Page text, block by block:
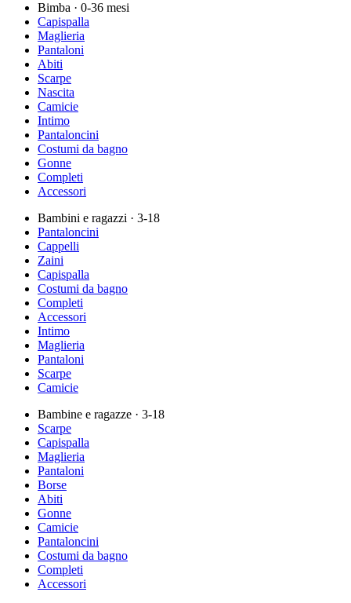
Bimba · 0-36 mesi
Capispalla
Maglieria
Pantaloni
Abiti
Scarpe
Nascita
Camicie
Intimo
Pantaloncini
Costumi da bagno
Gonne
Completi
Accessori
Bambini e ragazzi · 3-18
Pantaloncini
Cappelli
Zaini
Capispalla
Costumi da bagno
Completi
Accessori
Intimo
Maglieria
Pantaloni
Scarpe
Camicie
Bambine e ragazze · 3-18
Scarpe
Capispalla
Maglieria
Pantaloni
Borse
Abiti
Gonne
Camicie
Pantaloncini
Costumi da bagno
Completi
Accessori